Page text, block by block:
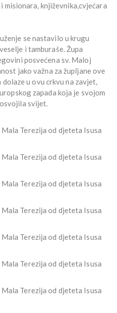
književnika,cvjećara
se nastavilo u krugu
i tamburaše. Župa
posvećena sv. Maloj
jako važna za župljane ove
u ovu crkvu na zavjet,
zapada koja je svojom
svijet.